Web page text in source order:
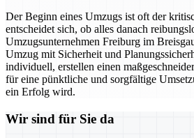
Der Beginn eines Umzugs ist oft der
entscheidet sich, ob alles danach
Umzugsunternehmen Freiburg im
Umzug mit Sicherheit und
individuell, erstellen einen
für eine pünktliche und sorgfältige
ein Erfolg wird.
Wir sind für Sie da